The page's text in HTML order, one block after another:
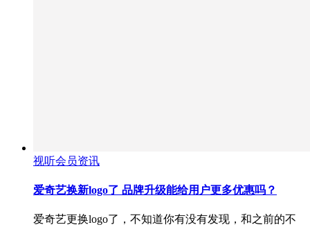
视听会员资讯
爱奇艺换新logo了 品牌升级能给用户更多优惠吗？
爱奇艺更换logo了，不知道你有没有发现，和之前的不